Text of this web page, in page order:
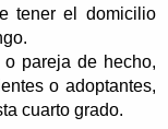
tener el domicilio
o pareja de hecho,
o adoptantes,
cuarto grado.